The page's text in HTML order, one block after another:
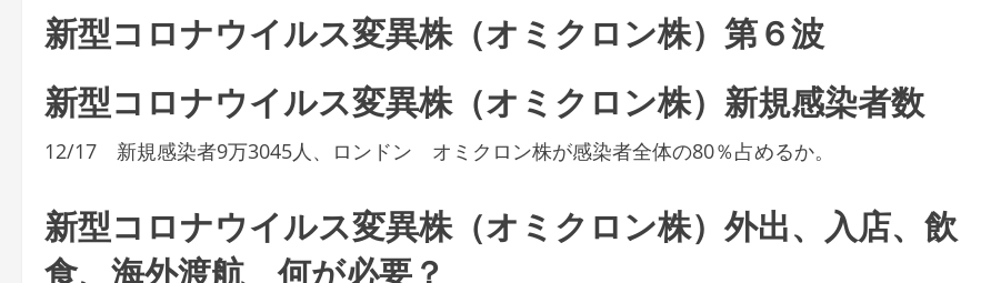
新型コロナウイルス変異株（オミクロン株）第６波
新型コロナウイルス変異株（オミクロン株）新規感染者数
12/17 新規感染者9万3045人、ロンドン オミクロン株が感染者全体の80％占めるか。
新型コロナウイルス変異株（オミクロン株）外出、入店、飲
食、海外渡航 何が必要？